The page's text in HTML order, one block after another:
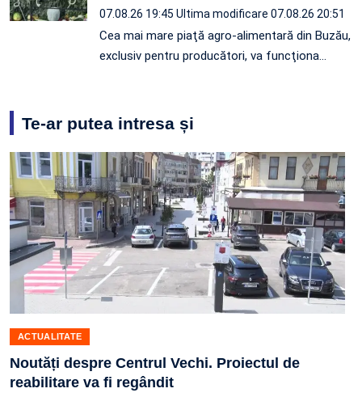
07.08.26 19:45 Ultima modificare 07.08.26 20:51
Cea mai mare piaţă agro-alimentară din Buzău,
exclusiv pentru producători, va funcţiona…
Te-ar putea intresa și
ACTUALITATE
Noutăți despre Centrul Vechi. Proiectul de
reabilitare va fi regândit